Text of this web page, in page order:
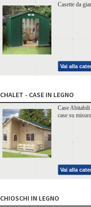
Casette da
Vai alla
CHALET - CASE IN LEGNO
Case
case su misura
Vai alla
CHIOSCHI IN LEGNO